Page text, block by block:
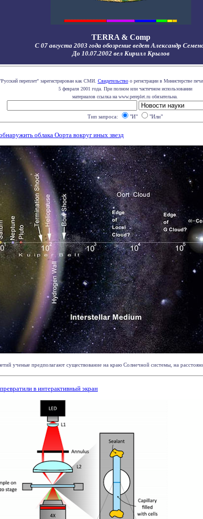
TERRA & Comp
С 07 августа 2003 года обозрение ведет Александр
До 10.07.2002 вел Кирилл Крылов
переплет" зарегистрирован как СМИ. Свидетельствоо регистрации в Министерстве
5 февраля 2001 года. При полном или частичном использовании
материалов ссылка на www.pereplet.ru обязательна.
Тип запроса: "И" "Или"
облака Оорта вокруг иных звезд
ученые предполагают существование на краю Солнечной системы, на
в интерактивный экран